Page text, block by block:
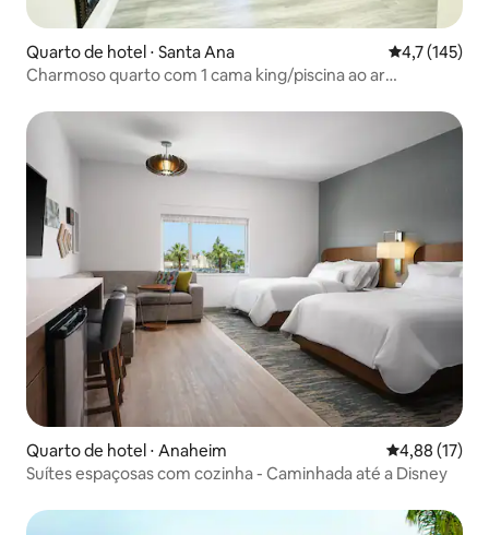
Quarto de hotel ⋅ Santa Ana 4,7 de uma
4,7 (145)
Charmoso quarto com 1 cama king/piscina ao ar
Quarto de hotel ⋅ Anaheim 4,88 de uma
4,88 (17)
Suítes espaçosas com cozinha - Caminhada até a Disney